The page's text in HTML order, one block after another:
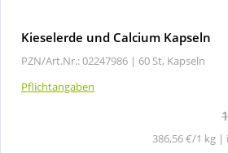
Kieselerde und Calcium Kapseln
PZN/Art.Nr.: 02247986 | 60 St, Kapseln
Pflichtangaben
386,56 €/1 kg |